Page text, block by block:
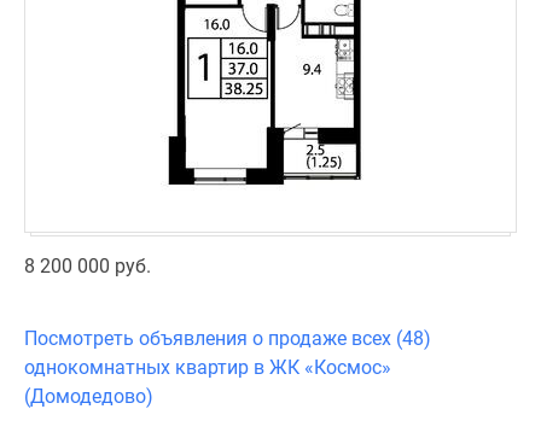
8 200 000 руб.
Посмотреть объявления о продаже всех (48)
однокомнатных квартир в ЖК «Космос»
(Домодедово)